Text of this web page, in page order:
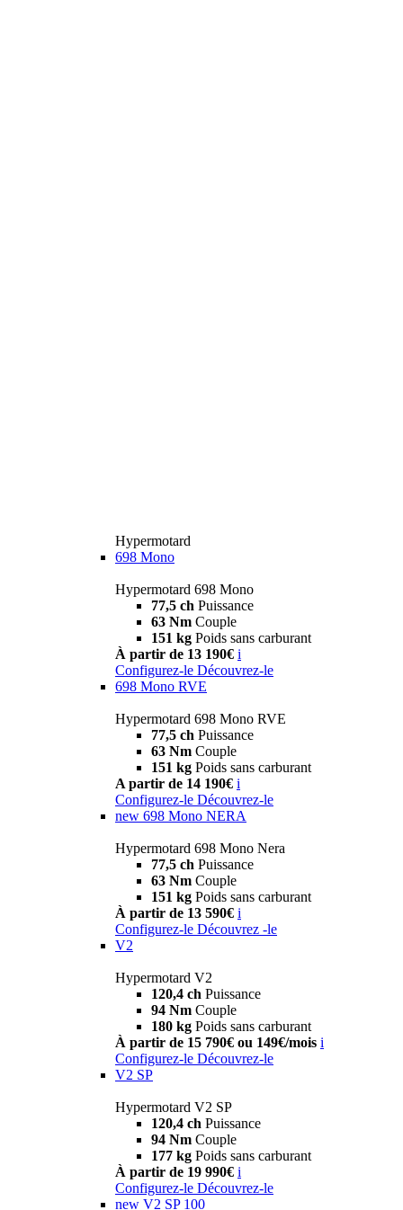
Hypermotard
698 Mono
Hypermotard 698 Mono
77,5 ch Puissance
63 Nm Couple
151 kg Poids sans carburant
À partir de 13 190€ i
Configurez-le Découvrez-le
698 Mono RVE
Hypermotard 698 Mono RVE
77,5 ch Puissance
63 Nm Couple
151 kg Poids sans carburant
A partir de 14 190€ i
Configurez-le Découvrez-le
new 698 Mono NERA
Hypermotard 698 Mono Nera
77,5 ch Puissance
63 Nm Couple
151 kg Poids sans carburant
À partir de 13 590€ i
Configurez-le Découvrez -le
V2
Hypermotard V2
120,4 ch Puissance
94 Nm Couple
180 kg Poids sans carburant
À partir de 15 790€ ou 149€/mois i
Configurez-le Découvrez-le
V2 SP
Hypermotard V2 SP
120,4 ch Puissance
94 Nm Couple
177 kg Poids sans carburant
À partir de 19 990€ i
Configurez-le Découvrez-le
new V2 SP 100